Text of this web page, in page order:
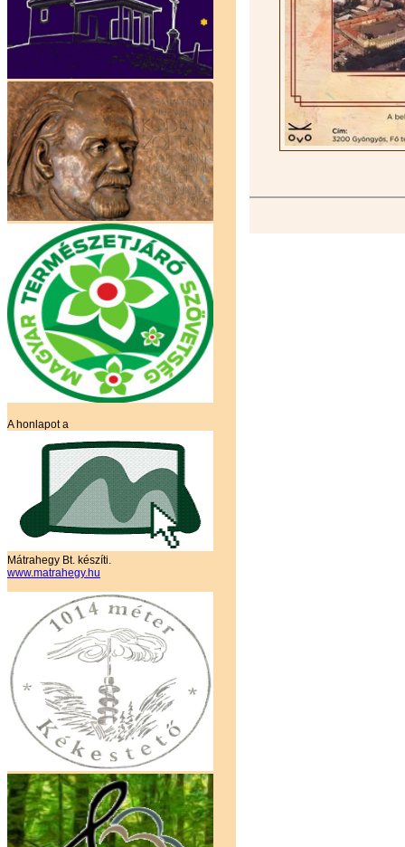
A honlapot a
Mátrahegy Bt. készíti.
www.matrahegy.hu